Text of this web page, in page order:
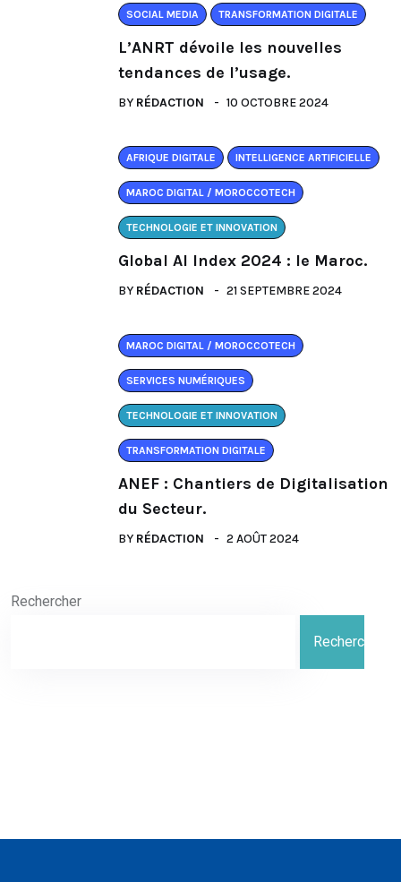
SOCIAL MEDIA TRANSFORMATION DIGITALE
L’ANRT dévoile les nouvelles
tendances de l’usage.
BY RÉDACTION 10 OCTOBRE 2024
AFRIQUE DIGITALE INTELLIGENCE ARTIFICIELLE
MAROC DIGITAL / MOROCCOTECH
TECHNOLOGIE ET INNOVATION
Global AI Index 2024 : le Maroc.
BY RÉDACTION 21 SEPTEMBRE 2024
MAROC DIGITAL / MOROCCOTECH
SERVICES NUMÉRIQUES
TECHNOLOGIE ET INNOVATION
TRANSFORMATION DIGITALE
ANEF : Chantiers de Digitalisation
du Secteur.
BY RÉDACTION 2 AOÛT 2024
Rechercher
Rechercher